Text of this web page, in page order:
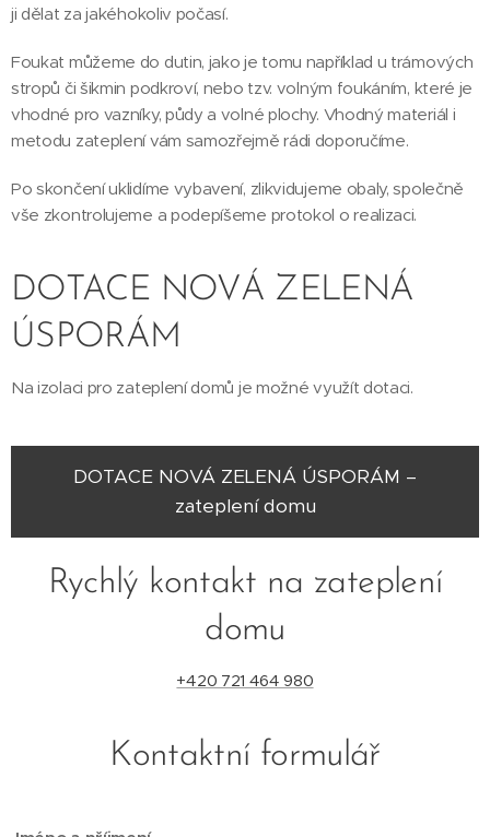
ji dělat za jakéhokoliv počasí.
Foukat můžeme do dutin, jako je tomu například u trámových
stropů či šikmin podkroví, nebo tzv. volným foukáním, které je
vhodné pro vazníky, půdy a volné plochy. Vhodný materiál i
metodu zateplení vám samozřejmě rádi doporučíme.
Po skončení uklidíme vybavení, zlikvidujeme obaly, společně
vše zkontrolujeme a podepíšeme protokol o realizaci.
DOTACE NOVÁ ZELENÁ
ÚSPORÁM
Na izolaci pro zateplení domů je možné využít dotaci.
DOTACE NOVÁ ZELENÁ ÚSPORÁM –
zateplení domu
Rychlý kontakt na zateplení
domu
+420 721 464 980
Kontaktní formulář